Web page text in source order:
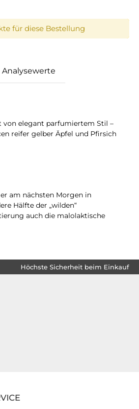
für diese Bestellung
Analysewerte
von elegant parfumiertem Stil –
reifer gelber Äpfel und Pfirsich
am nächsten Morgen in
Hälfte der „wilden“
auch die malolaktische
Höchste Sicherheit beim Einkauf